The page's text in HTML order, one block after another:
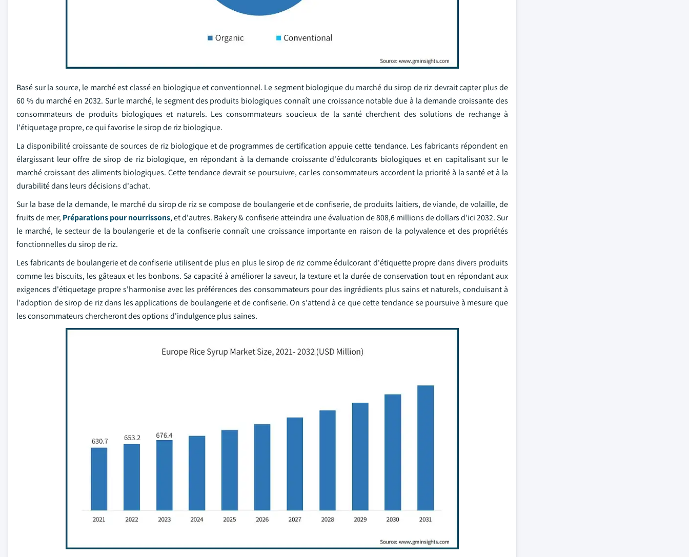
Basé sur la source, le marché est classé en biologique et conventionnel. Le segment biologique du marché du sirop de riz devrait capter plus de
60 % du marché en 2032. Sur le marché, le segment des produits biologiques connaît une croissance notable due à la demande croissante des
consommateurs de produits biologiques et naturels. Les consommateurs soucieux de la santé cherchent des solutions de rechange à
l'étiquetage propre, ce qui favorise le sirop de riz biologique.
La disponibilité croissante de sources de riz biologique et de programmes de certification appuie cette tendance. Les fabricants répondent en
élargissant leur offre de sirop de riz biologique, en répondant à la demande croissante d'édulcorants biologiques et en capitalisant sur le
marché croissant des aliments biologiques. Cette tendance devrait se poursuivre, car les consommateurs accordent la priorité à la santé et à la
durabilité dans leurs décisions d'achat.
Sur la base de la demande, le marché du sirop de riz se compose de boulangerie et de confiserie, de produits laitiers, de viande, de volaille, de
fruits de mer, Préparations pour nourrissons, et d'autres. Bakery & confiserie atteindra une évaluation de 808,6 millions de dollars d'ici 2032. Sur
le marché, le secteur de la boulangerie et de la confiserie connaît une croissance importante en raison de la polyvalence et des propriétés
fonctionnelles du sirop de riz.
Les fabricants de boulangerie et de confiserie utilisent de plus en plus le sirop de riz comme édulcorant d'étiquette propre dans divers produits
comme les biscuits, les gâteaux et les bonbons. Sa capacité à améliorer la saveur, la texture et la durée de conservation tout en répondant aux
exigences d'étiquetage propre s'harmonise avec les préférences des consommateurs pour des ingrédients plus sains et naturels, conduisant à
l'adoption de sirop de riz dans les applications de boulangerie et de confiserie. On s'attend à ce que cette tendance se poursuive à mesure que
les consommateurs chercheront des options d'indulgence plus saines.